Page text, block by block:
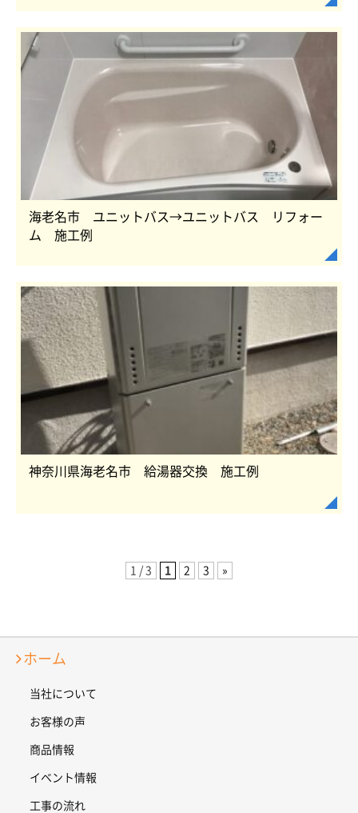
海老名市 ユニットバス→ユニットバス リフォー
ム 施工例
神奈川県海老名市 給湯器交換 施工例
1 / 3 1 2 3 »
ホーム
当社について
お客様の声
商品情報
イベント情報
工事の流れ